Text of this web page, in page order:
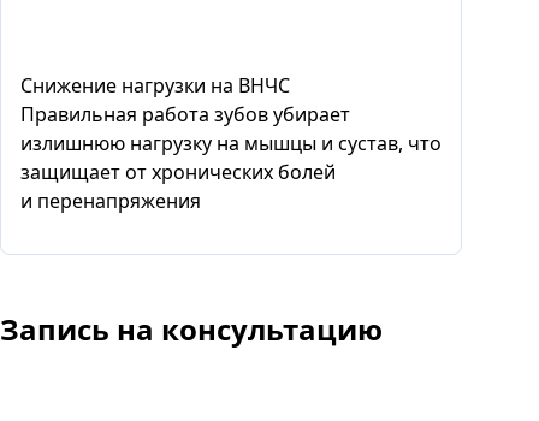
Снижение нагрузки на ВНЧС
Правильная работа зубов убирает
излишнюю нагрузку на мышцы и сустав, что
защищает от хронических болей
и перенапряжения
Запись на консультацию